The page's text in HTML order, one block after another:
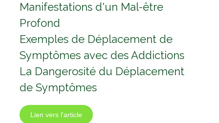
Manifestations d'un Mal-être
Profond
Exemples de Déplacement de
Symptômes avec des Addictions
La Dangerosité du Déplacement
de Symptômes
Lien vers l'article